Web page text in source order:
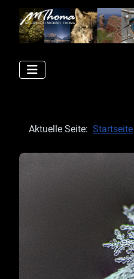
Aktuelle Seite: Startseite